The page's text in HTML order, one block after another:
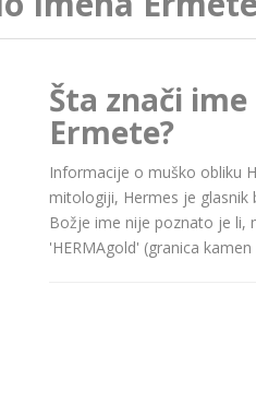
Šta znači ime
Ermete?
Informacije o muško obliku
mitologiji, Hermes je glasnik
Božje ime nije poznato je li,
'HERMAgold' (granica kamen